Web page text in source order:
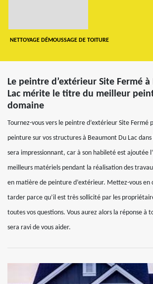
NETTOYAGE DÉMOUSSAGE DE TOITURE
Le peintre d’extérieur Site Fermé
Lac mérite le titre du meilleur
domaine
Tournez-vous vers le peintre d’extérieur Site Fermé
peinture sur vos structures à Beaumont Du Lac
sera impressionnant, car à son habileté est ajoutée
meilleurs matériels pendant la réalisation des
en matière de peinture d’extérieur. Mettez-vous en
tarder parce qu’il est très sollicité par les
toutes vos questions. Vous aurez alors la réponse à
sera ravi de vous aider.